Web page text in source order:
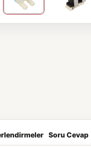
Soru Cevap